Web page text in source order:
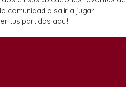
comunidad a salir a jugar!
tus partidos aqui!